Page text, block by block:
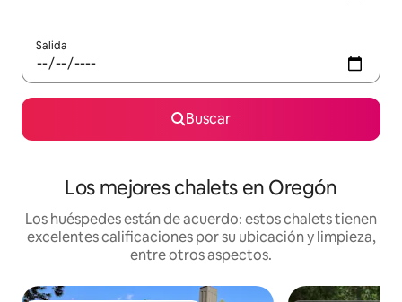
Salida
Buscar
Los mejores chalets en Oregón
Los huéspedes están de acuerdo: estos chalets tienen
excelentes calificaciones por su ubicación y limpieza,
entre otros aspectos.